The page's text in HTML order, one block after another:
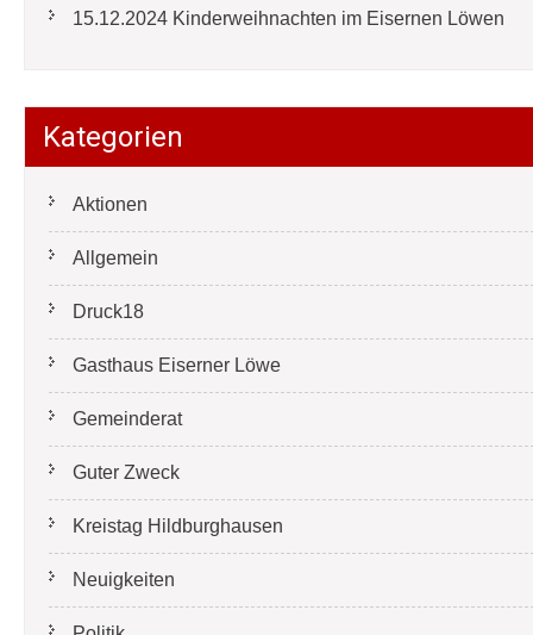
15.12.2024 Kinderweihnachten im Eisernen Löwen
Kategorien
Aktionen
Allgemein
Druck18
Gasthaus Eiserner Löwe
Gemeinderat
Guter Zweck
Kreistag Hildburghausen
Neuigkeiten